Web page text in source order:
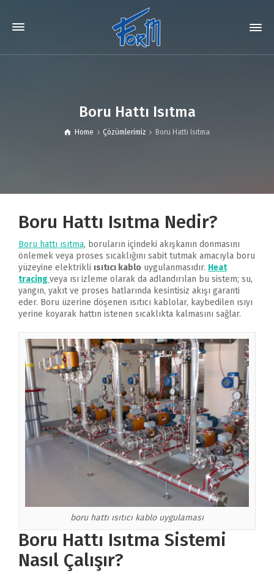
Boru Hattı Isıtma
Home Çözümlerimiz Boru Hattı Isıtma
Boru Hattı Isıtma Nedir?
Boru hattı ısıtma, boruların içindeki akışkanın donmasını
önlemek veya proses sıcaklığını sabit tutmak amacıyla boru
yüzeyine elektrikli ısıtıcı kablo uygulanmasıdır. Heat
tracing veya ısı izleme olarak da adlandırılan bu sistem; su,
yangın, yakıt ve proses hatlarında kesintisiz akışı garanti
eder. Boru üzerine döşenen ısıtıcı kablolar, kaybedilen ısıyı
yerine koyarak hattın istenen sıcaklıkta kalmasını sağlar.
boru hattı ısıtıcı kablo uygulaması
Boru Hattı Isıtma Sistemi
Nasıl Çalışır?